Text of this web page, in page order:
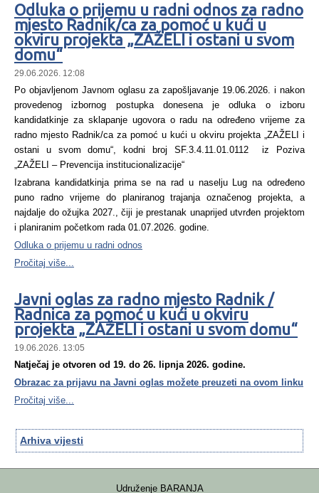
Odluka o prijemu u radni odnos za radno
mjesto Radnik/ca za pomoć u kući u
okviru projekta „ZAŽELI i ostani u svom
domu“
29.06.2026. 12:08
Po objavljenom Javnom oglasu za zapošljavanje 19.06.2026. i nakon
provedenog izbornog postupka donesena je odluka o izboru
kandidatkinje za sklapanje ugovora o radu na određeno vrijeme za
radno mjesto Radnik/ca za pomoć u kući u okviru projekta „ZAŽELI i
ostani u svom domu“, kodni broj SF.3.4.11.01.0112 iz Poziva
„ZAŽELI – Prevencija institucionalizacije“
Izabrana kandidatkinja prima se na rad u naselju Lug na određeno
puno radno vrijeme do planiranog trajanja označenog projekta, a
najdalje do ožujka 2027., čiji je prestanak unaprijed utvrđen projektom
i planiranim početkom rada 01.07.2026. godine.
Odluka o prijemu u radni odnos
Pročitaj više...
Javni oglas za radno mjesto Radnik /
Radnica za pomoć u kući u okviru
projekta „ZAŽELI i ostani u svom domu“
19.06.2026. 13:05
Natječaj je otvoren od 19. do 26. lipnja 2026. godine.
Obrazac za prijavu na Javni oglas možete preuzeti na ovom
linku
Pročitaj više...
Arhiva vijesti
Udruženje BARANJA